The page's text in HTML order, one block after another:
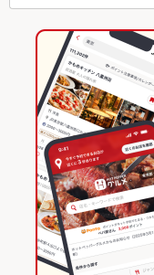
その他設備 －
飲み放題
あり ：ラン
す。ディナー
食べ放題 あり ：ラン
お子様連れ
お子様連れ
格を御確認く
ウェディン
グパーティ
不適。
焼肉 但馬屋多摩センタ
しゃぶしゃぶ但馬屋
しゃぶしゃぶ但馬屋 浅
しゃぶしゃぶ但馬屋
しゃぶしゃぶ但馬屋
京王多摩センター駅 ×
しゃぶしゃぶ・すき焼き
多摩センター・南大沢 ×
多摩センター・南大沢
京王多摩センター駅 × 和
京王多摩センター駅 ×
多摩センター × しゃぶ
東京 × 居酒屋
東京 × 和風
東京 × 和食
東京 × しゃぶしゃぶ・す
東京の居酒屋ランキング
多摩センター・南大沢の
多摩センター・南大沢
多摩センターのグルメラ
多摩センターの居酒屋